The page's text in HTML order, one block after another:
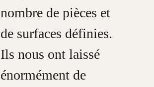
nombre de pièces et
de surfaces définies.
Ils nous ont laissé
énormément de